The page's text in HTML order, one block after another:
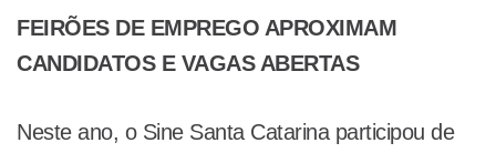
FEIRÕES DE EMPREGO APROXIMAM
CANDIDATOS E VAGAS ABERTAS
Neste ano, o Sine Santa Catarina participou de